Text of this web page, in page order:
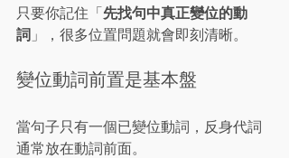
只要你記住「先找句中真正變位的動
詞 」，很多位置問題就會即刻清晰。
變位動詞前置是基本盤
當句子只有一個已變位動詞，反身代詞
通常放在動詞前面。